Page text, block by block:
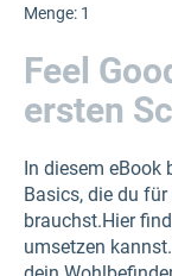
Menge: 1
Feel
ersten
In diesem eBook
Basics, die du
brauchst.Hier
umsetzen